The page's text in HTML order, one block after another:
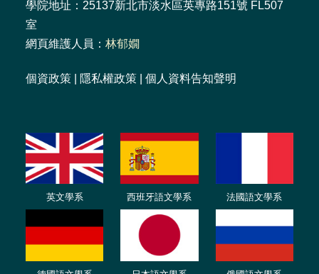
學院地址：25137新北市淡水區英專路151號 FL507
室
網頁維護人員： 林郁嫺
個資政策 隱私權政策 個人資料告知聲明
英文學系 西班牙語文學系 法國語文學系